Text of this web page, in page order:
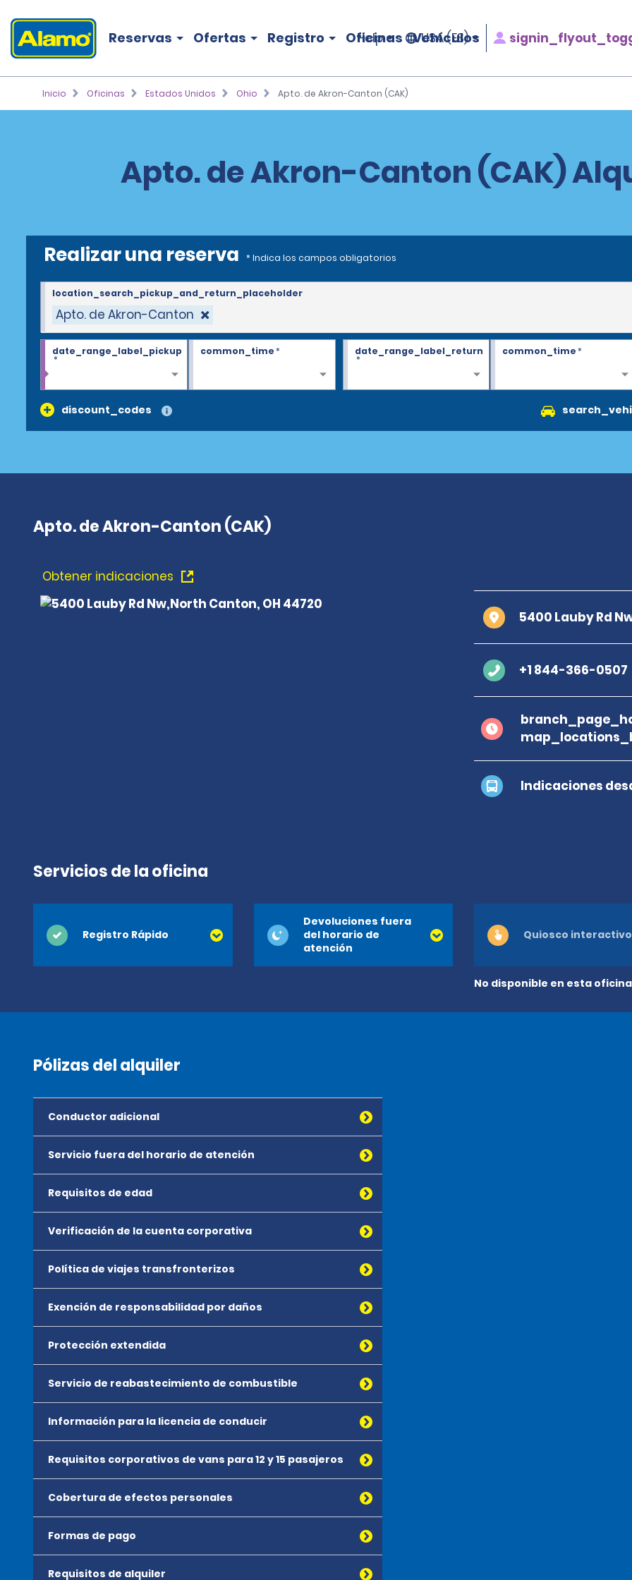
Reservas Ofertas Registro Oficinas Vehículos
Help USA (ES)
Inicio Oficinas Estados Unidos Ohio Apto. de Akron-Canton (CAK)
Apto. de Akron-Canton (CAK)
Realizar una reserva * Indica los campos obligatorios
Apto. de Akron-Canton
location_search_pickup_and_return_placeholder
date_range_label_pickup
*
common_time* date_range_label_return
*
common_time*
discount_codes
Apto. de Akron-Canton (CAK)
Obtener indicaciones
5400 Lauby Rd
+1 844-366-0507
Indicaciones
Servicios de la oficina
Registro Rápido
Devoluciones fuera
del horario de
atención
No disponible en esta oficina
Quiosco interactivo
Pólizas del alquiler
Conductor adicional
Servicio fuera del horario de atención
Requisitos de edad
Verificación de la cuenta corporativa
Política de viajes transfronterizos
Exención de responsabilidad por daños
Protección extendida
Servicio de reabastecimiento de combustible
Información para la licencia de conducir
Requisitos corporativos de vans para 12 y 15 pasajeros
Cobertura de efectos personales
Formas de pago
Requisitos de alquiler